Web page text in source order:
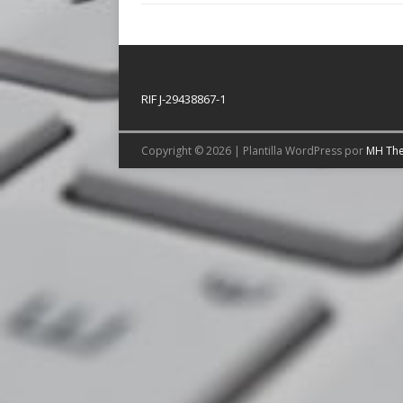
RIF J-29438867-1
Copyright © 2026 | Plantilla WordPress por MH